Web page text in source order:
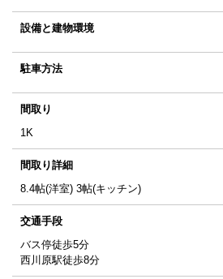
設備と建物環境
駐車方法
間取り
1K
間取り詳細
8.4帖(洋室) 3帖(キッチン)
交通手段
バス停徒歩5分
西川原駅徒歩8分